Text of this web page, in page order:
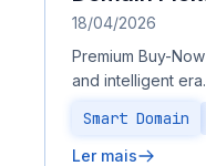
18/04/2026
Premium Buy-
and intelligent
Smart Domain
Ler mais